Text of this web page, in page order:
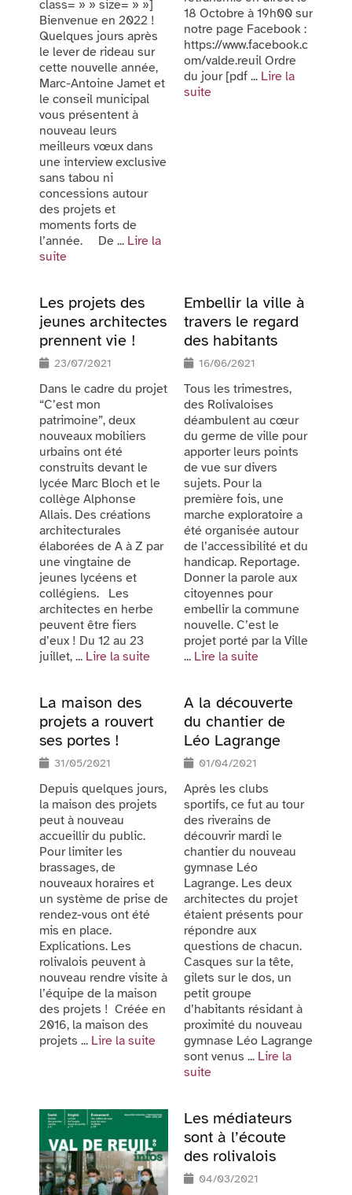
class= » » size= » »]
Bienvenue en 2022 !
Quelques jours après
le lever de rideau sur
cette nouvelle année,
Marc-Antoine Jamet et
le conseil municipal
vous présentent à
nouveau leurs
meilleurs vœux dans
une interview exclusive
sans tabou ni
concessions autour
des projets et
moments forts de
l’année. De ... Lire la
suite
18 Octobre à 19h00 sur
notre page Facebook :
https://www.facebook.c
om/valde.reuil Ordre
du jour [pdf ... Lire la
suite
Les projets des
jeunes architectes
prennent vie !
23/07/2021
Dans le cadre du projet
“C’est mon
patrimoine”, deux
nouveaux mobiliers
urbains ont été
construits devant le
lycée Marc Bloch et le
collège Alphonse
Allais. Des créations
architecturales
élaborées de A à Z par
une vingtaine de
jeunes lycéens et
collégiens. Les
architectes en herbe
peuvent être fiers
d’eux ! Du 12 au 23
juillet, ... Lire la suite
Embellir la ville à
travers le regard
des habitants
16/06/2021
Tous les trimestres,
des Rolivaloises
déambulent au cœur
du germe de ville pour
apporter leurs points
de vue sur divers
sujets. Pour la
première fois, une
marche exploratoire a
été organisée autour
de l’accessibilité et du
handicap. Reportage.
Donner la parole aux
citoyennes pour
embellir la commune
nouvelle. C’est le
projet porté par la Ville
... Lire la suite
La maison des
projets a rouvert
ses portes !
31/05/2021
Depuis quelques jours,
la maison des projets
peut à nouveau
accueillir du public.
Pour limiter les
brassages, de
nouveaux horaires et
un système de prise de
rendez-vous ont été
mis en place.
Explications. Les
rolivalois peuvent à
nouveau rendre visite à
l’équipe de la maison
des projets ! Créée en
2016, la maison des
projets ... Lire la suite
A la découverte
du chantier de
Léo Lagrange
01/04/2021
Après les clubs
sportifs, ce fut au tour
des riverains de
découvrir mardi le
chantier du nouveau
gymnase Léo
Lagrange. Les deux
architectes du projet
étaient présents pour
répondre aux
questions de chacun.
Casques sur la tête,
gilets sur le dos, un
petit groupe
d’habitants résidant à
proximité du nouveau
gymnase Léo Lagrange
sont venus ... Lire la
suite
Les médiateurs
sont à l’écoute
des rolivalois
04/03/2021